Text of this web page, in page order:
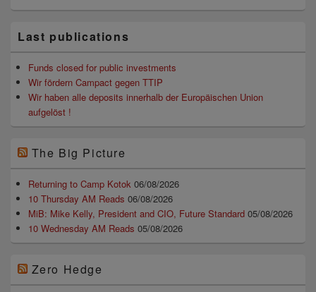
Seitenleisten
Widget-
Bereich
Last publications
Funds closed for public investments
Wir fördern Campact gegen TTIP
Wir haben alle deposits innerhalb der Europäischen Union
aufgelöst !
The Big Picture
Returning to Camp Kotok 06/08/2026
10 Thursday AM Reads 06/08/2026
MiB: Mike Kelly, President and CIO, Future Standard 05/08/2026
10 Wednesday AM Reads 05/08/2026
Zero Hedge